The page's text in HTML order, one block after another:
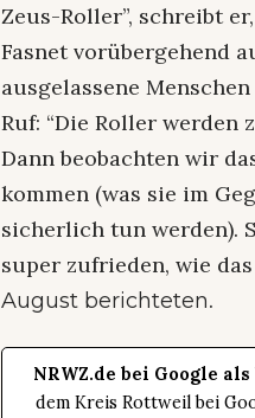
Zeus-Roller”, schreibt
Fasnet vorübergehend
ausgelassene
Ruf: “Die Roller werden
Dann beobachten wir
kommen (was sie im
sicherlich tun werden).
super zufrieden, wie
August berichteten.
NRWZ.de bei Google
dem Kreis Rottweil bei